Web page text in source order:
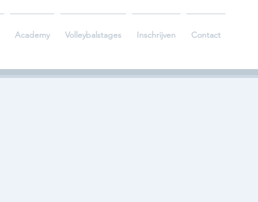
Academy Volleybalstages Inschrijven Contact